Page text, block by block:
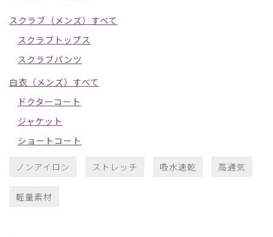
スクラブ（メンズ）すべて
スクラブトップス
スクラブパンツ
白衣（メンズ）すべて
ドクターコート
ジャケット
ショートコート
ノンアイロン ストレッチ 吸水速乾 高通気
軽量素材